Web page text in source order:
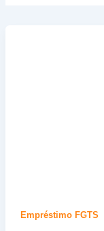
Empréstimo FGTS